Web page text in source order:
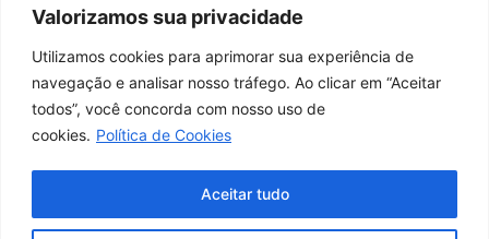
Valorizamos sua privacidade
Utilizamos cookies para aprimorar sua experiência de
navegação e analisar nosso tráfego. Ao clicar em “Aceitar
todos”, você concorda com nosso uso de
cookies. Política de Cookies
Aceitar tudo
Assessoria de comunicação:
Horários de atendimento:
Whatsapp: (21) 2569-2398